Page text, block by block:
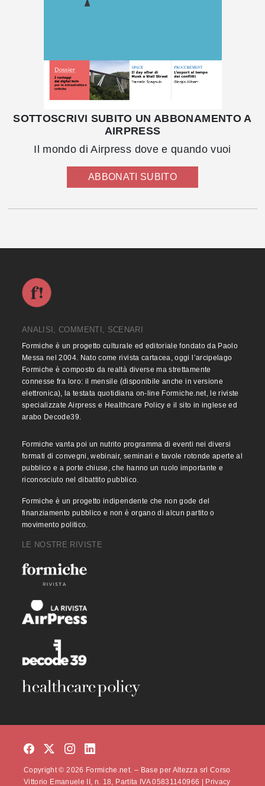
SOTTOSCRIVI SUBITO UN ABBONAMENTO A
AIRPRESS
Il mondo di Airpress dove e quando vuoi
ABBONATI SUBITO
ANALISI, COMMENTI, SCENARI
Formiche è un progetto culturale ed editoriale fondato da Paolo
Messa nel 2004. Nato come rivista cartacea, oggi l’arcipelago
Formiche è composto da realtà diverse ma strettamente
connesse fra loro: il mensile (disponibile anche in versione
elettronica), la testata quotidiana on-line Formiche.net, le riviste
specializzate Airpress e Healthcare Policy e il sito in inglese ed
arabo Decode39.
Formiche vanta poi un nutrito programma di eventi nei diversi
formati di convegni, webinair, seminari e tavole rotonde aperte al
pubblico e a porte chiuse, che hanno un ruolo importante e
riconosciuto nel dibattito pubblico.
Formiche è un progetto indipendente che non gode del
finanziamento pubblico e non è organo di alcun partito o
movimento politico.
LE NOSTRE RIVISTE
Copyright © 2026 Formiche.net. – Base per Altezza srl Corso
Vittorio Emanuele II, n. 18, Partita IVA 05831140966 |
Privacy